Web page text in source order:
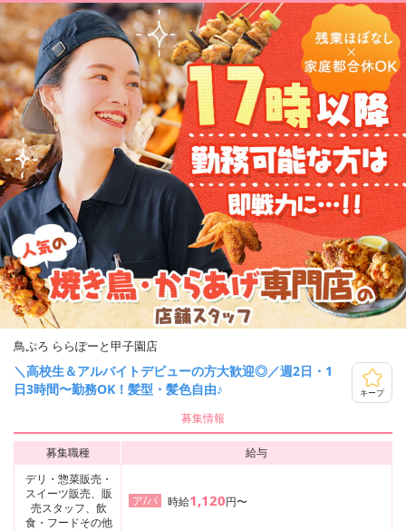
鳥ぷろ ららぽーと甲子園店
＼高校生＆アルバイトデビューの方大歓迎◎／週2日・1
日3時間〜勤務OK！髪型・髪色自由♪
キープ
募集情報
募集職種
給与
デリ・惣菜販売・
スイーツ販売、販
売スタッフ、飲
食・フードその他
ア/パ 時給1,120円〜